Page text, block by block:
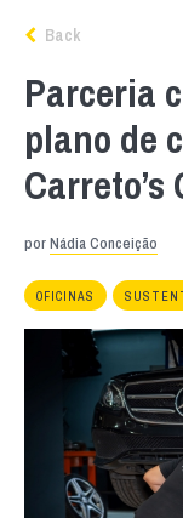
Back
Parceria
plano de
Carreto’s
porNádia Conceição
OFICINAS